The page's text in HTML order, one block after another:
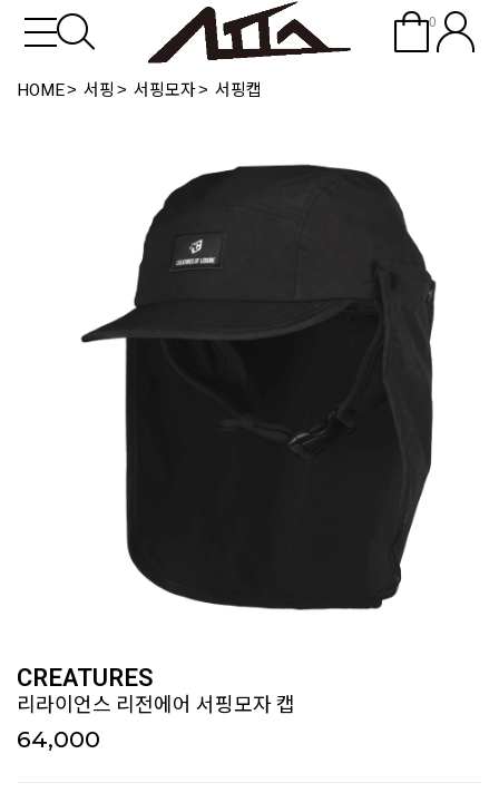
0
HOME 서핑 서핑모자 서핑캡
CREATURES
리라이언스 리전에어 서핑모자 캡
64,000